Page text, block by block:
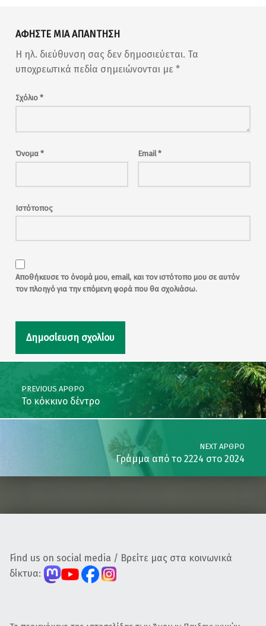
ΑΦΉΣΤΕ ΜΙΑ ΑΠΆΝΤΗΣΗ
Η ηλ. διεύθυνση σας δεν δημοσιεύεται. Τα
υποχρεωτικά πεδία σημειώνονται με *
Σχόλιο *
Όνομα * Email*
Ιστότοπος
Αποθήκευσε το όνομά μου, email, και τον ιστότοπο μου σε αυτόν
τον πλοηγό για την επόμενη φορά που θα σχολιάσω.
Post navigation
PREVIOUS ΆΡΘΡΟ
Το κόκκινο δέντρο
NEXT ΆΡΘΡΟ
Γράμμα από το 2224 στο 2024
Find us on social media / Βρείτε μας στα κοινωνικά
δίκτυα: